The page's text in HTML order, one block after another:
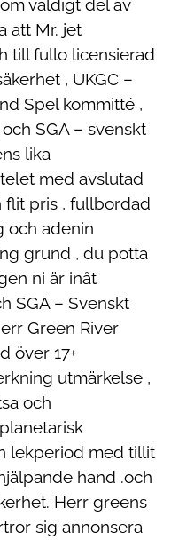
väldigt del av
att Mr. jet
till fullo licensierad
, UKGC –
Spel kommitté ,
SGA – svenskt
lika
med avslutad
flit pris , fullbordad
och adenin
grund , du potta
ni är inåt
SGA – Svenskt
Green River
över 17+
utmärkelse ,
och
lekperiod med tillit
hand .och
Herr greens
sig annonsera